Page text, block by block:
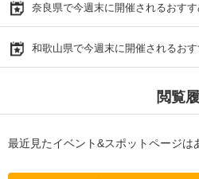
奈良県で今週末に開催されるおす
和歌山県で今週末に開催されるお
閲覧
最近見たイベント&スポットページは